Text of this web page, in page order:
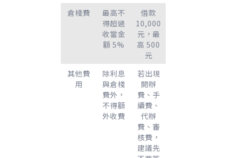
倉棧費
最高不
得超過
收當金
額 5%
借款
10,000
元，最
高 500
元
其他費
用
除利息
與倉棧
費外，
不得額
外收費
若出現
開辦
費、手
續費、
代辦
費、審
核費，
建議先